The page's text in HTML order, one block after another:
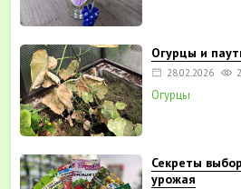
Огурцы и
28.02.2026
Огурцы
Секреты
урожая